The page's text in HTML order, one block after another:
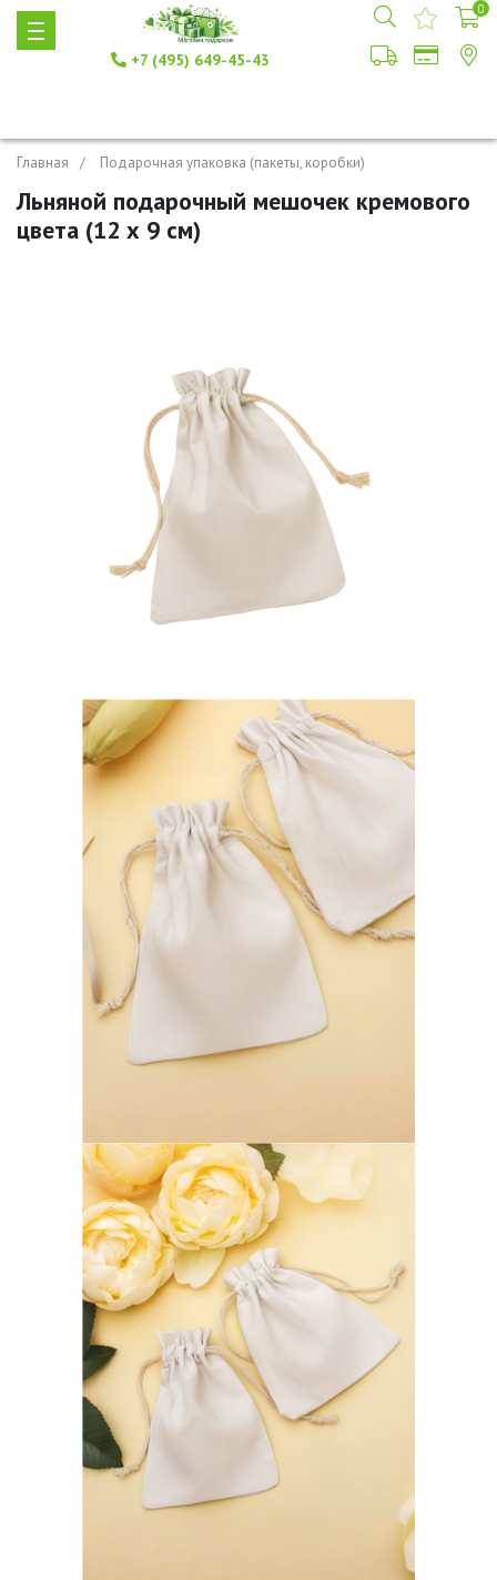
+7 (495) 649-45-43
0
Главная Подарочная упаковка (пакеты, коробки)
Льняной подарочный мешочек кремового
цвета (12 х 9 см)